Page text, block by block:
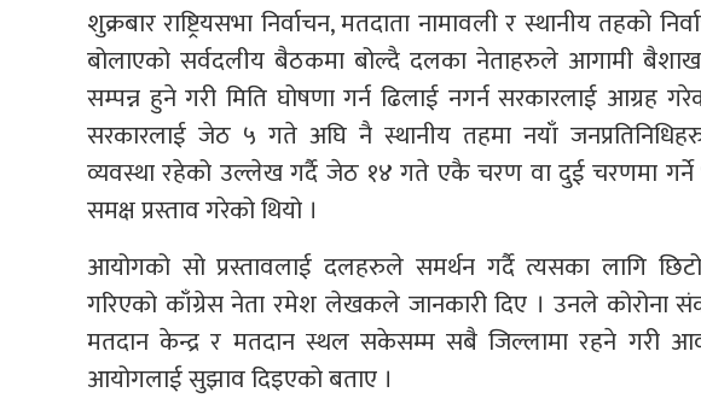
शुक्रबार राष्ट्रियसभा निर्वाचन, मतदाता नामावली र स्थानीय तहको
बोलाएको सर्वदलीय बैठकमा बोल्दै दलका नेताहरुले आगामी बैशाख
सम्पन्न हुने गरी मिति घोषणा गर्न ढिलाई नगर्न सरकारलाई आग्रह
सरकारलाई जेठ ५ गते अघि नै स्थानीय तहमा नयाँ
व्यवस्था रहेको उल्लेख गर्दै जेठ १४ गते एकै चरण वा दुई चरणमा
समक्ष प्रस्ताव गरेको थियो ।
आयोगको सो प्रस्तावलाई दलहरुले समर्थन गर्दै त्यसका लागि
गरिएको काँग्रेस नेता रमेश लेखकले जानकारी दिए । उनले कोरोना
मतदान केन्द्र र मतदान स्थल सकेसम्म सबै जिल्लामा रहने गरी
आयोगलाई सुझाव दिइएको बताए ।